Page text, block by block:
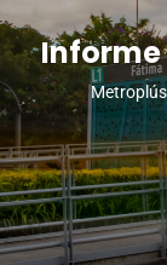
Informe
Metroplús